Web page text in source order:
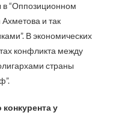
в “Оппозиционном
и так
В экономических
конфликта между
страны
у